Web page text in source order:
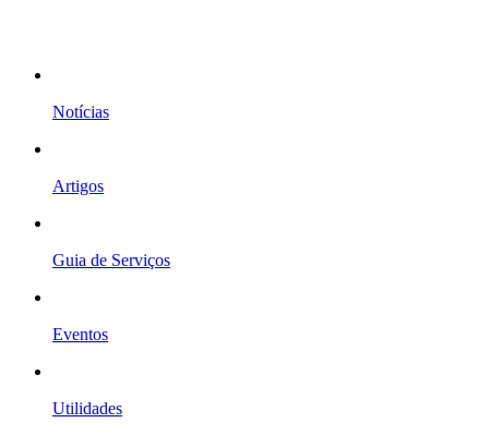
Notícias
Artigos
Guia de Serviços
Eventos
Utilidades